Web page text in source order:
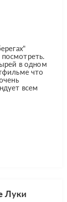
в одном
что
всем
Луки